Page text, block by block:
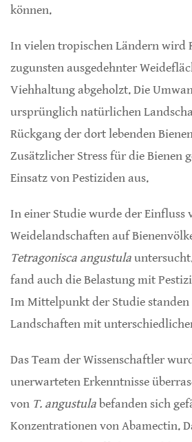
können.
In vielen tropischen Ländern wird
zugunsten ausgedehnter
Viehhaltung abgeholzt. Die
ursprünglich natürlichen
Rückgang der dort lebenden
Zusätzlicher Stress für die Bienen
Einsatz von Pestiziden aus.
In einer Studie wurde der Einfluss
Weidelandschaften auf
Tetragonisca angustula
fand auch die Belastung mit
Im Mittelpunkt der Studie standen
Landschaften mit
Das Team der Wissenschaftler
unerwarteten Erkenntnisse
von T. angustulabefanden sich
Konzentrationen von Abamectin.